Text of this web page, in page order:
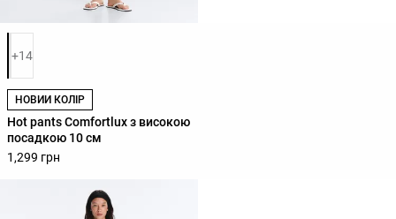
Список кольорів товару
+14
НОВИЙ КОЛІР
Hot pants Comfortlux з високою
посадкою 10 см
1,299 грн